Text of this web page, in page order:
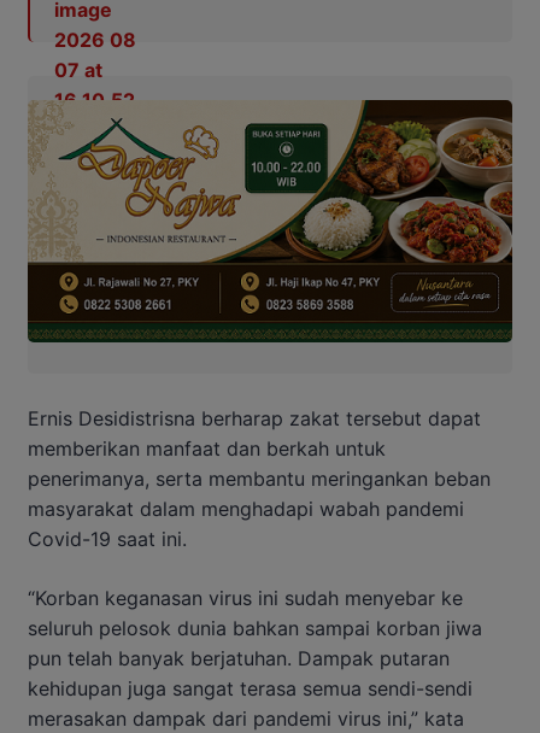
Ernis Desidistrisna berharap zakat tersebut dapat
memberikan manfaat dan berkah untuk
penerimanya, serta membantu meringankan beban
masyarakat dalam menghadapi wabah pandemi
Covid-19 saat ini.
“Korban keganasan virus ini sudah menyebar ke
seluruh pelosok dunia bahkan sampai korban jiwa
pun telah banyak berjatuhan. Dampak putaran
kehidupan juga sangat terasa semua sendi-sendi
merasakan dampak dari pandemi virus ini,” kata